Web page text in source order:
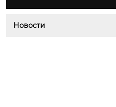
Новости